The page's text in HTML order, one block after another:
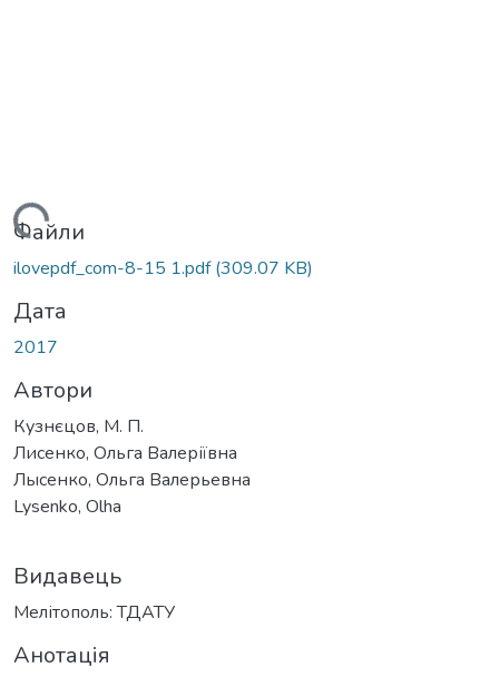
Файли
ilovepdf_com-8-15 1.pdf(309.07 KB)
Дата
2017
Автори
Кузнєцов, М. П.
Лисенко, Ольга Валеріївна
Лысенко, Ольга Валерьевна
Lysenko, Olha
Видавець
Мелітополь: ТДАТУ
Анотація